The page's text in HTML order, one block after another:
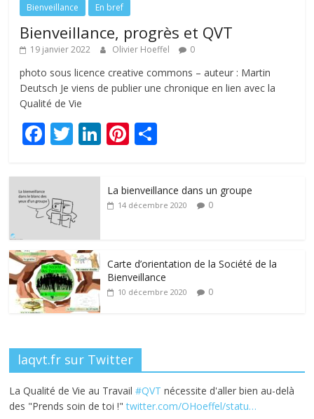
Bienveillance En bref
Bienveillance, progrès et QVT
19 janvier 2022 Olivier Hoeffel 0
photo sous licence creative commons – auteur : Martin
Deutsch Je viens de publier une chronique en lien avec la
Qualité de Vie
F
e
b
o
o
k
T
itt
er
Li
e
Pi
e g
La bienveillance dans un groupe
14 décembre 2020 0
Carte d’orientation de la Société de la
Bienveillance
10 décembre 2020 0
laqvt.fr sur Twitter
La Qualité de Vie au Travail#QVT nécessite d'aller bien au-delà
des "Prends soin de toi !"twitter.com/OHoeffel/statu…